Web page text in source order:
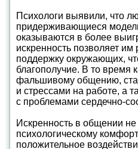
Психологи выявили, что
придерживающиеся
оказываются в более
искренность позволяет им
поддержку окружающих,
благополучие. В то время
фальшивому общению,
и стрессами на работе, а
с проблемами сердечно-
Искренность в общении не
психологическому
положительное